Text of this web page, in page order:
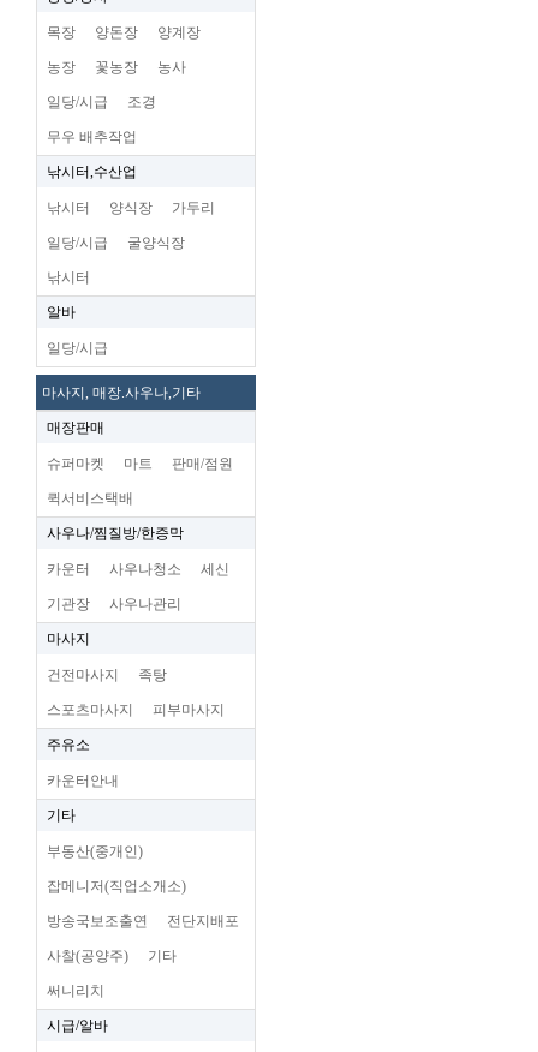
목장 양돈장 양계장
농장 꽃농장 농사
일당/시급 조경
무우 배추작업
낚시터,수산업
낚시터 양식장 가두리
일당/시급 굴양식장
낚시터
알바
일당/시급
마사지, 매장.사우나,기타
매장판매
슈퍼마켓 마트 판매/점원
퀵서비스택배
사우나/찜질방/한증막
카운터 사우나청소 세신
기관장 사우나관리
마사지
건전마사지 족탕
스포츠마사지 피부마사지
주유소
카운터안내
기타
부동산(중개인)
잡메니저(직업소개소)
방송국보조출연 전단지배포
사찰(공양주) 기타
써니리치
시급/알바